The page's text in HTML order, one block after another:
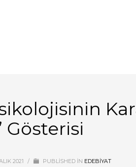
Gösterisi
2021 / PUBLISHED IN EDEBİYAT